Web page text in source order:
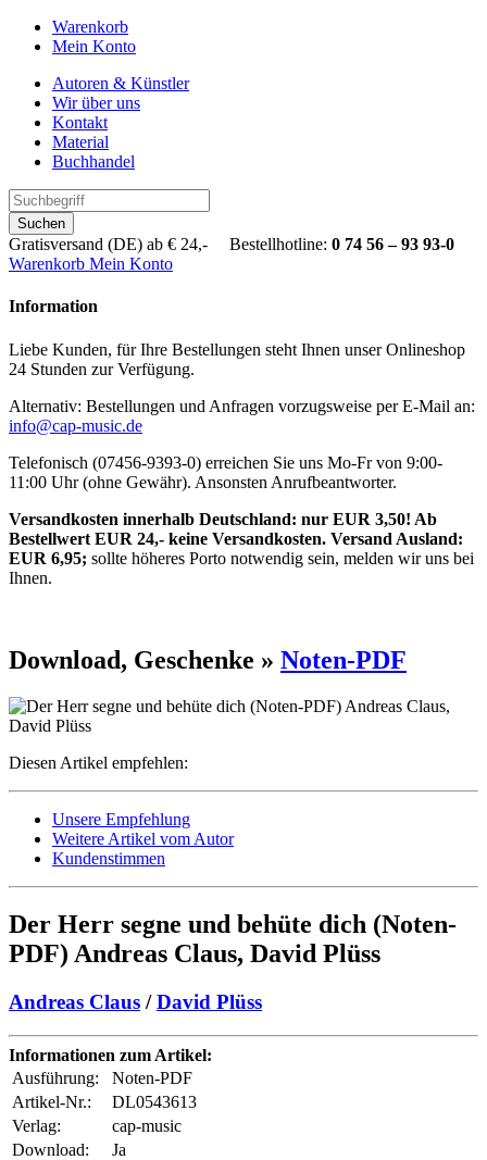
Warenkorb
Mein Konto
Autoren & Künstler
Wir über uns
Kontakt
Material
Buchhandel
Suchen
Gratisversand (DE) ab € 24,- Bestellhotline: 0 74 56 – 93 93-0
Warenkorb Mein Konto
Information
Liebe Kunden, für Ihre Bestellungen steht Ihnen unser Onlineshop
24 Stunden zur Verfügung.
Alternativ: Bestellungen und Anfragen vorzugsweise per E-Mail an:
info@cap-music.de
Telefonisch (07456-9393-0) erreichen Sie uns Mo-Fr von 9:00-
11:00 Uhr (ohne Gewähr). Ansonsten Anrufbeantworter.
Versandkosten innerhalb Deutschland: nur EUR 3,50! Ab
Bestellwert EUR 24,- keine Versandkosten. Versand Ausland:
EUR 6,95; sollte höheres Porto notwendig sein, melden wir uns bei
Ihnen.
Download, Geschenke » Noten-PDF
Diesen Artikel empfehlen:
Unsere Empfehlung
Weitere Artikel vom Autor
Kundenstimmen
Der Herr segne und behüte dich (Noten-
PDF) Andreas Claus, David Plüss
Andreas Claus /David Plüss
Informationen zum Artikel:
Ausführung:
Noten-PDF
Artikel-Nr.:
DL0543613
Verlag:
cap-music
Download:
Ja